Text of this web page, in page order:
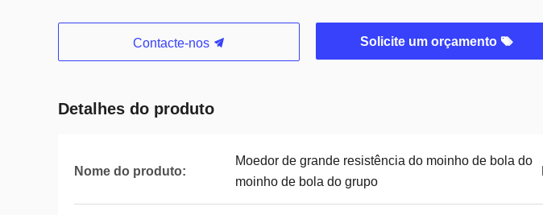
Contacte-nos Solicite um orçamento
Detalhes do produto
Nome do produto:
Moedor de grande resistência do moinho de bola do
moinho de bola do grupo